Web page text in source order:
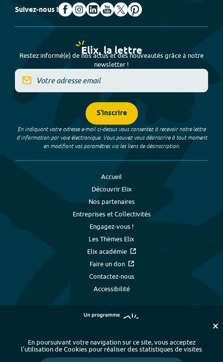
Suivez-nous !
Elix, la lettre
Restez informé(e) de nos actus et des nouveautés grâce à notre
newsletter !
S'inscrire
En indiquant votre adresse e-mail ci-dessus vous consentez à recevoir notre lettre
d’information par voie électronique. Vous pouvez vous désinscrire à tout moment
en modifiant vos paramètres via les liens de désinscription.
Accueil
Découvrir Elix
Nos partenaires
Entreprises et Collectivités
Engagez-vous !
Les Thèmes Elix
Elix académie
Faire un don
Contactez-nous
Accessibilité
Plan du site - Index alphabétique -
En poursuivant votre navigation sur ce site, vous acceptez
l’utilisation de Cookies pour réaliser des statistiques de visites